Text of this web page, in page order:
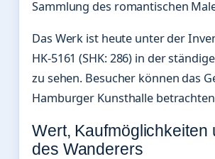
Sammlung des romantischen
Das Werk ist heute unter der
HK-5161 (SHK: 286) in der
zu sehen. Besucher können das
Hamburger Kunsthalle
Wert, Kaufmöglichkeiten
des Wanderers